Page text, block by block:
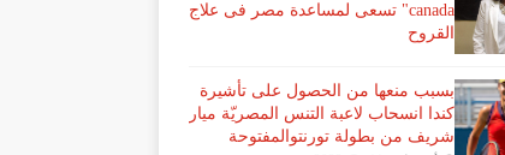
canada" تسعى لمساعدة مصر فى علاج
القروح
بسبب منعها من الحصول على تأشيرة
كندا انسحاب لاعبة ​التنس​ المصريّة ​ميار
شريف​ من بطولة ​تورنتو​المفتوحة